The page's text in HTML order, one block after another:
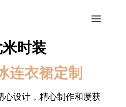
时装
连衣裙定制
心设计，精心制作和屡获